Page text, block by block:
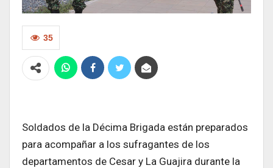
35
Soldados de la Décima Brigada están preparados
para acompañar a los sufragantes de los
departamentos de Cesar y La Guajira durante la